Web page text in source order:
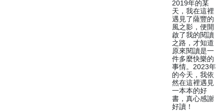
2019年的某
天，我在這裡
遇見了薩豐的
風之影，便開
啟了我的閱讀
之路，才知道
原來閱讀是一
件多麼快樂的
事情。2023年
的今天，我依
然在這裡遇見
一本本的好
書，真心感謝
好讀！